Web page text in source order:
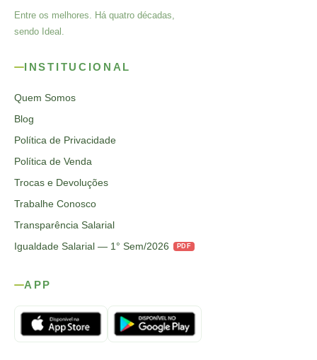
Entre os melhores. Há quatro décadas,
sendo Ideal.
INSTITUCIONAL
Quem Somos
Blog
Política de Privacidade
Política de Venda
Trocas e Devoluções
Trabalhe Conosco
Transparência Salarial
Igualdade Salarial — 1° Sem/2026
PDF
APP